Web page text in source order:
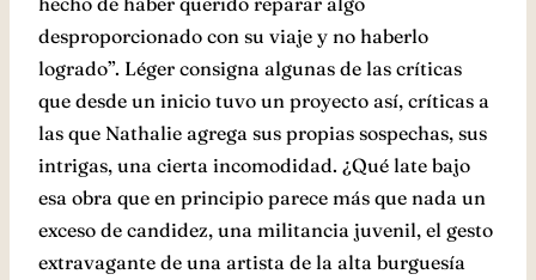
desproporcionado con su viaje y no haberlo
logrado”. Léger consigna algunas de las críticas
que desde un inicio tuvo un proyecto así, críticas a
las que Nathalie agrega sus propias sospechas, sus
intrigas, una cierta incomodidad. ¿Qué late bajo
esa obra que en principio parece más que nada un
exceso de candidez, una militancia juvenil, el gesto
extravagante de una artista de la alta burguesía